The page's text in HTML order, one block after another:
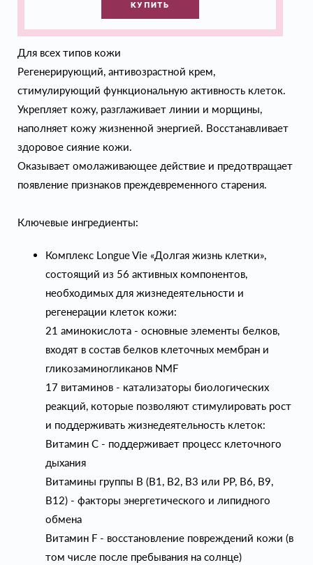
КУПИТЬ
Для всех типов кожи
Регенерирующий, антивозрастной крем,
стимулирующий функциональную активность клеток.
Укрепляет кожу, разглаживает линии и морщины,
наполняет кожу жизненной энергией. Восстанавливает
здоровое сияние кожи.
Оказывает омолаживающее действие и предотвращает
появление признаков преждевременного старения.
Ключевые ингредиенты:
Комплекс Longue Vie «Долгая жизнь клетки»,
состоящий из 56 активных компонентов,
необходимых для жизнедеятельности и
регенерации клеток кожи:
21 аминокислота - основные элементы белков,
входят в состав белков клеточных мембран и
гликозаминогликанов NMF
17 витаминов - катализаторы биологических
реакций, которые позволяют стимулировать рост
и поддерживать жизнедеятельность клеток:
Витамин С - поддерживает процесс клеточного
дыхания
Витамины группы В (В1, В2, В3 или PP, В6, В9,
В12) - факторы энергетического и липидного
обмена
Витамин F - восстановление повреждений кожи (в
том числе после пребывания на солнце)